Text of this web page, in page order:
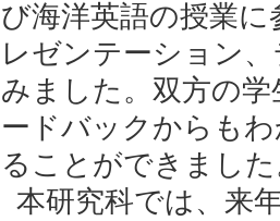
び海洋英語の授業
レゼンテーション
みました。双方の
ードバックからも
ることができまし
本研究科では、来